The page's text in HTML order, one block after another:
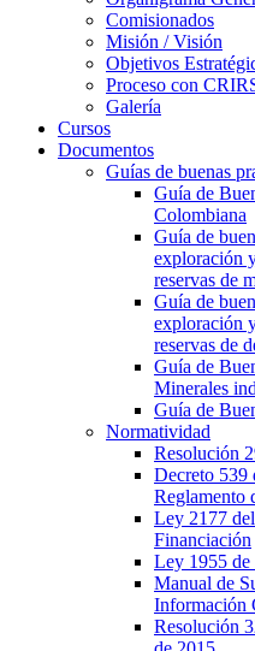
Comisionados
Misión / Visión
Objetivos
Proceso con
Galería
Cursos
Documentos
Guías de buenas
Guía de
Colombiana
Guía de
exploración
reservas de
Guía de
exploración
reservas de
Guía de
Minerales
Guía de
Normatividad
Resolución
Decreto 539
Reglamento
Ley 2177
Financiación
Ley 1955
Manual de
Información
Resolución